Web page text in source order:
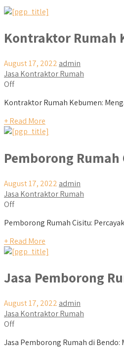
Kontraktor Rumah
August 17, 2022 admin
Jasa Kontraktor Rumah
Off
Kontraktor Rumah Kebumen:
+ Read More
Pemborong Rumah
August 17, 2022 admin
Jasa Kontraktor Rumah
Off
Pemborong Rumah Cisitu:
+ Read More
Jasa Pemborong
August 17, 2022 admin
Jasa Kontraktor Rumah
Off
Jasa Pemborong Rumah di Bendo: